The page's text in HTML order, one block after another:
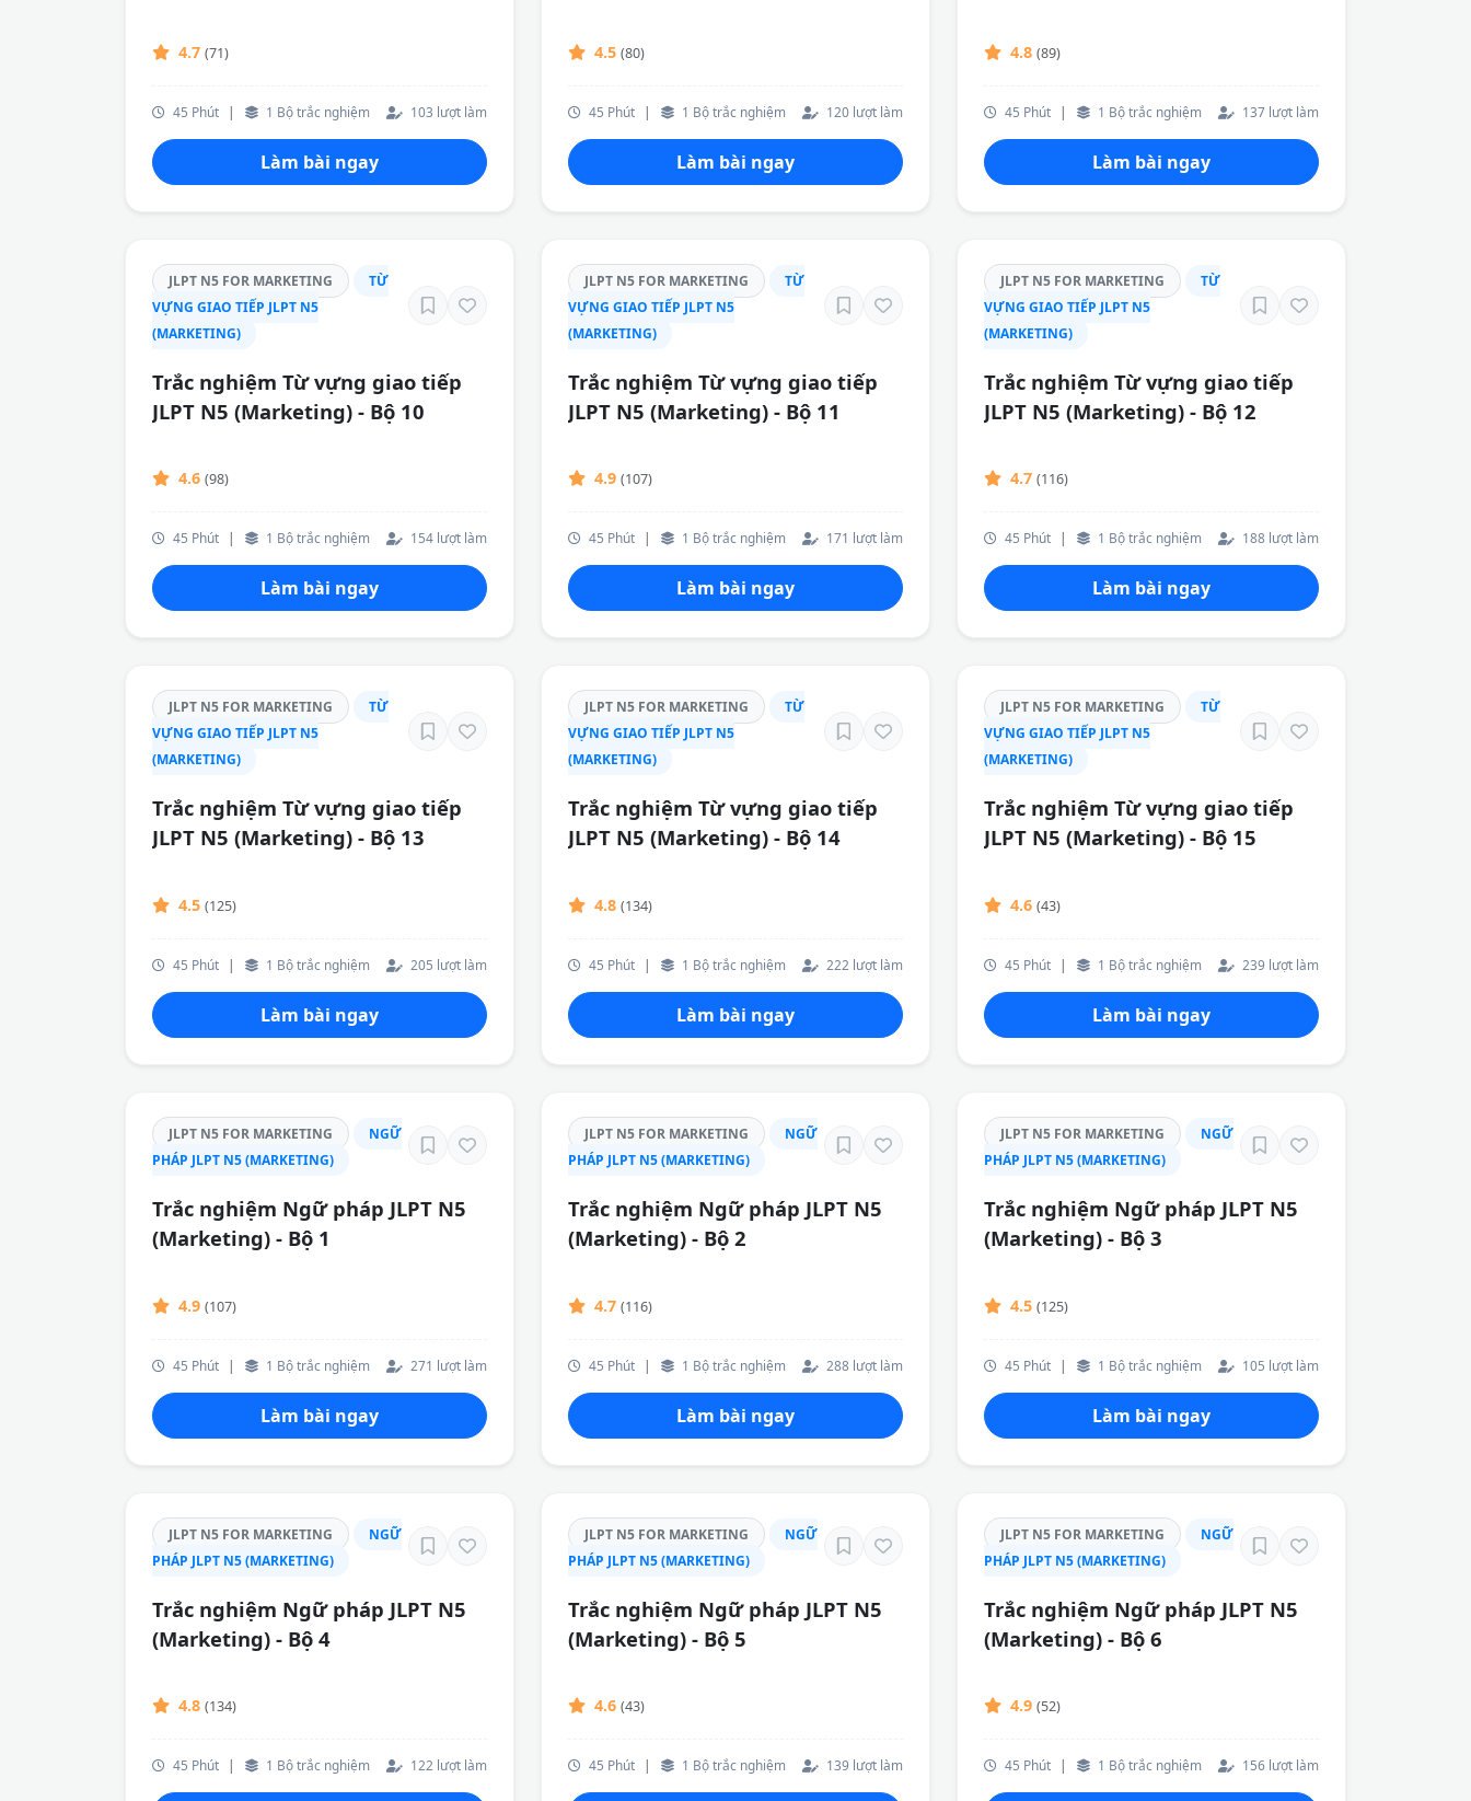
4.7 (71)
45 Phút | 1 Bộ trắc nghiệm 103 lượt làm
Làm bài ngay
4.5 (80)
45 Phút | 1 Bộ trắc nghiệm 120 lượt làm
Làm bài ngay
4.8 (89)
45 Phút | 1 Bộ trắc nghiệm 137 lượt làm
Làm bài ngay
JLPT N5 FOR MARKETING
TỪ
VỰNG GIAO TIẾP JLPT N5
(MARKETING)
Trắc nghiệm Từ vựng giao tiếp
JLPT N5 (Marketing) - Bộ 10
4.6 (98)
45 Phút | 1 Bộ trắc nghiệm 154 lượt làm
Làm bài ngay
JLPT N5 FOR MARKETING
TỪ
VỰNG GIAO TIẾP JLPT N5
(MARKETING)
Trắc nghiệm Từ vựng giao tiếp
JLPT N5 (Marketing) - Bộ 11
4.9 (107)
45 Phút | 1 Bộ trắc nghiệm 171 lượt làm
Làm bài ngay
JLPT N5 FOR MARKETING
TỪ
VỰNG GIAO TIẾP JLPT N5
(MARKETING)
Trắc nghiệm Từ vựng giao tiếp
JLPT N5 (Marketing) - Bộ 12
4.7 (116)
45 Phút | 1 Bộ trắc nghiệm 188 lượt làm
Làm bài ngay
JLPT N5 FOR MARKETING
TỪ
VỰNG GIAO TIẾP JLPT N5
(MARKETING)
Trắc nghiệm Từ vựng giao tiếp
JLPT N5 (Marketing) - Bộ 13
4.5 (125)
45 Phút | 1 Bộ trắc nghiệm 205 lượt làm
Làm bài ngay
JLPT N5 FOR MARKETING
TỪ
VỰNG GIAO TIẾP JLPT N5
(MARKETING)
Trắc nghiệm Từ vựng giao tiếp
JLPT N5 (Marketing) - Bộ 14
4.8 (134)
45 Phút | 1 Bộ trắc nghiệm 222 lượt làm
Làm bài ngay
JLPT N5 FOR MARKETING
TỪ
VỰNG GIAO TIẾP JLPT N5
(MARKETING)
Trắc nghiệm Từ vựng giao tiếp
JLPT N5 (Marketing) - Bộ 15
4.6 (43)
45 Phút | 1 Bộ trắc nghiệm 239 lượt làm
Làm bài ngay
JLPT N5 FOR MARKETING
NGỮ
PHÁP JLPT N5 (MARKETING)
Trắc nghiệm Ngữ pháp JLPT N5
(Marketing) - Bộ 1
4.9 (107)
45 Phút | 1 Bộ trắc nghiệm 271 lượt làm
Làm bài ngay
JLPT N5 FOR MARKETING
NGỮ
PHÁP JLPT N5 (MARKETING)
Trắc nghiệm Ngữ pháp JLPT N5
(Marketing) - Bộ 2
4.7 (116)
45 Phút | 1 Bộ trắc nghiệm 288 lượt làm
Làm bài ngay
JLPT N5 FOR MARKETING
NGỮ
PHÁP JLPT N5 (MARKETING)
Trắc nghiệm Ngữ pháp JLPT N5
(Marketing) - Bộ 3
4.5 (125)
45 Phút | 1 Bộ trắc nghiệm 105 lượt làm
Làm bài ngay
JLPT N5 FOR MARKETING
NGỮ
PHÁP JLPT N5 (MARKETING)
Trắc nghiệm Ngữ pháp JLPT N5
(Marketing) - Bộ 4
4.8 (134)
45 Phút | 1 Bộ trắc nghiệm 122 lượt làm
JLPT N5 FOR MARKETING
NGỮ
PHÁP JLPT N5 (MARKETING)
Trắc nghiệm Ngữ pháp JLPT N5
(Marketing) - Bộ 5
4.6 (43)
45 Phút | 1 Bộ trắc nghiệm 139 lượt làm
JLPT N5 FOR MARKETING
NGỮ
PHÁP JLPT N5 (MARKETING)
Trắc nghiệm Ngữ pháp JLPT N5
(Marketing) - Bộ 6
4.9 (52)
45 Phút | 1 Bộ trắc nghiệm 156 lượt làm